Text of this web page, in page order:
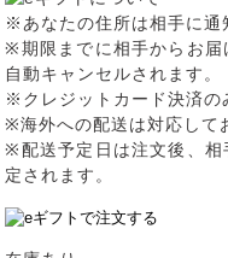
※あなたの住所は相手に通
※期限までに相手からお届
自動キャンセルされます。
※クレジットカード決済の
※海外への配送は対応して
※配送予定日は注文後、相
定されます。